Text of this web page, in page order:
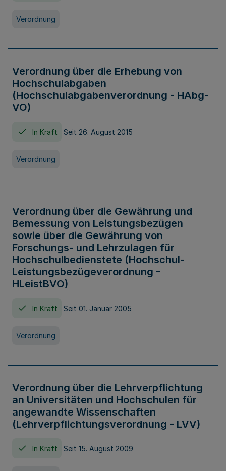
Verordnung
Verordnung über die Erhebung von
Hochschulabgaben
(Hochschulabgabenverordnung - HAbg-
VO)
In Kraft Seit 26. August 2015
Verordnung
Verordnung über die Gewährung und
Bemessung von Leistungsbezügen
sowie über die Gewährung von
Forschungs- und Lehrzulagen für
Hochschulbedienstete (Hochschul-
Leistungsbezügeverordnung -
HLeistBVO)
In Kraft Seit 01. Januar 2005
Verordnung
Verordnung über die Lehrverpflichtung
an Universitäten und Hochschulen für
angewandte Wissenschaften
(Lehrverpflichtungsverordnung - LVV)
In Kraft Seit 15. August 2009